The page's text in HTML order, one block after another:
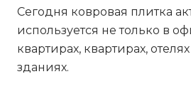
Сегодня ковровая плитка
используется не только в
квартирах, квартирах,
зданиях.